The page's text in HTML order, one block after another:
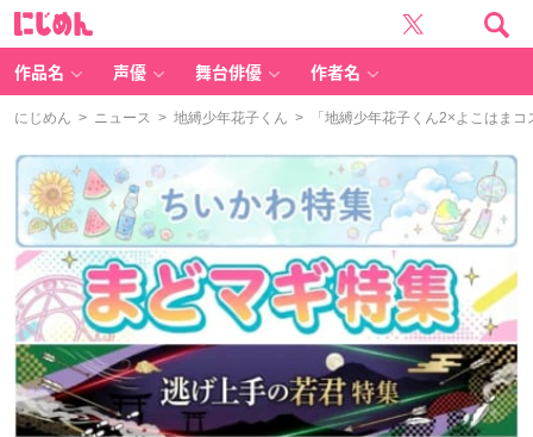
作品名 声優 舞台俳優 作者名
にじめん > ニュース > 地縛少年花子くん > 「地縛少年花子くん2×よこはまコ